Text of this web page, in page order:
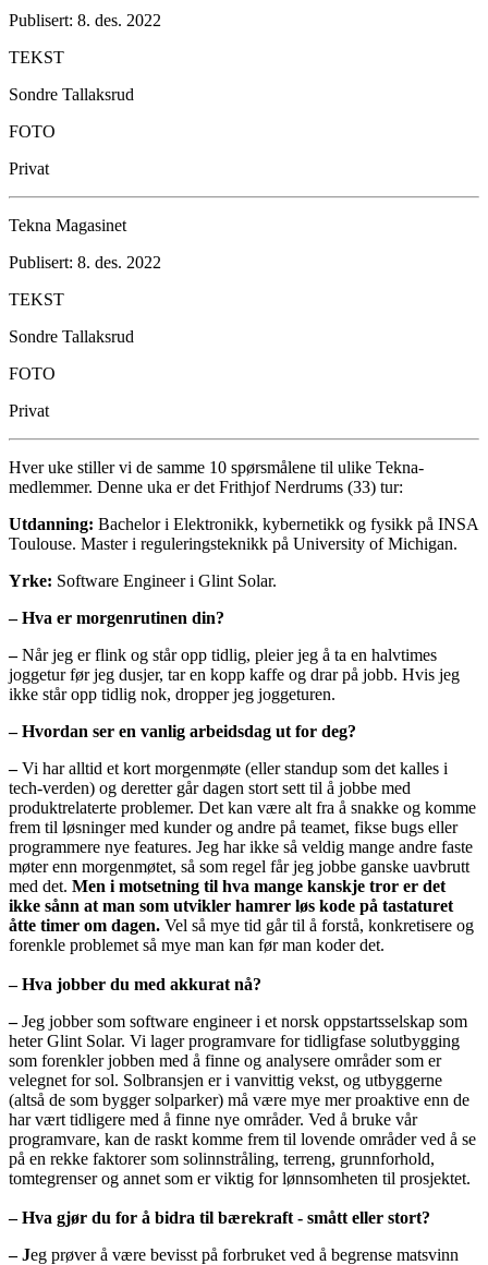
Publisert: 8. des. 2022
TEKST
Sondre Tallaksrud
FOTO
Privat
Tekna Magasinet
Publisert: 8. des. 2022
TEKST
Sondre Tallaksrud
FOTO
Privat
Hver uke stiller vi de samme 10 spørsmålene til ulike Tekna-
medlemmer. Denne uka er det Frithjof Nerdrums (33) tur:
Utdanning: Bachelor i Elektronikk, kybernetikk og fysikk på INSA
Toulouse. Master i reguleringsteknikk på University of Michigan.
Yrke: Software Engineer i Glint Solar.
– Hva er morgenrutinen din?
–Når jeg er flink og står opp tidlig, pleier jeg å ta en halvtimes
joggetur før jeg dusjer, tar en kopp kaffe og drar på jobb. Hvis jeg
ikke står opp tidlig nok, dropper jeg joggeturen.
– Hvordan ser en vanlig arbeidsdag ut for deg?
–Vi har alltid et kort morgenmøte (eller standup som det kalles i
tech-verden) og deretter går dagen stort sett til å jobbe med
produktrelaterte problemer. Det kan være alt fra å snakke og komme
frem til løsninger med kunder og andre på teamet, fikse bugs eller
programmere nye features. Jeg har ikke så veldig mange andre faste
møter enn morgenmøtet, så som regel får jeg jobbe ganske uavbrutt
med det. Men i motsetning til hva mange kanskje tror er det
ikke sånn at man som utvikler hamrer løs kode på tastaturet
åtte timer om dagen. Vel så mye tid går til å forstå, konkretisere og
forenkle problemet så mye man kan før man koder det.
– Hva jobber du med akkurat nå?
–Jeg jobber som software engineer i et norsk oppstartsselskap som
heter Glint Solar. Vi lager programvare for tidligfase solutbygging
som forenkler jobben med å finne og analysere områder som er
velegnet for sol. Solbransjen er i vanvittig vekst, og utbyggerne
(altså de som bygger solparker) må være mye mer proaktive enn de
har vært tidligere med å finne nye områder. Ved å bruke vår
programvare, kan de raskt komme frem til lovende områder ved å se
på en rekke faktorer som solinnstråling, terreng, grunnforhold,
tomtegrenser og annet som er viktig for lønnsomheten til prosjektet.
– Hva gjør du for å bidra til bærekraft - smått eller stort?
– Jeg prøver å være bevisst på forbruket ved å begrense matsvinn